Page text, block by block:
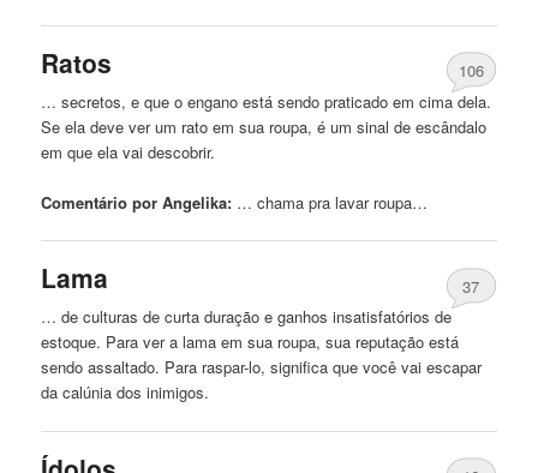
Ratos
106
… secretos, e que o engano está sendo praticado em cima dela.
Se ela deve ver um rato em sua roupa, é um sinal de escândalo
em que ela vai descobrir.
Comentário por Angelika: … chama pra lavar roupa…
Lama
37
… de culturas de curta duração e ganhos insatisfatórios de
estoque. Para ver a lama em sua roupa, sua reputação está
sendo assaltado. Para raspar-lo, significa que você vai escapar
da calúnia dos inimigos.